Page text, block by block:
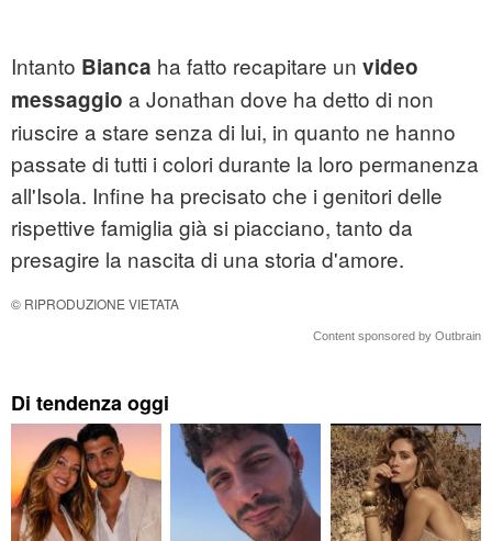
Intanto Bianca ha fatto recapitare un video
messaggio a Jonathan dove ha detto di non
riuscire a stare senza di lui, in quanto ne hanno
passate di tutti i colori durante la loro permanenza
all'Isola. Infine ha precisato che i genitori delle
rispettive famiglia già si piacciano, tanto da
presagire la nascita di una storia d'amore.
© RIPRODUZIONE VIETATA
Content sponsored by Outbrain
Di tendenza oggi